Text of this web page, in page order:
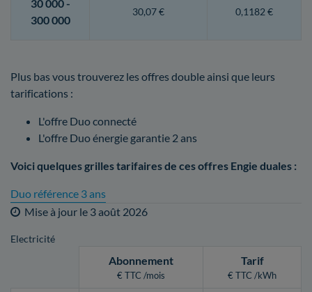
30 000 -
300 000
30,07 € 0,1182 €
Plus bas vous trouverez les offres double ainsi que leurs
tarifications :
L'offre Duo connecté
L'offre Duo énergie garantie 2 ans
Voici quelques grilles tarifaires de ces offres Engie duales :
Duo référence 3 ans
Mise à jour le 3 août 2026
Electricité
Abonnement
€ TTC /mois
Tarif
€ TTC /kWh